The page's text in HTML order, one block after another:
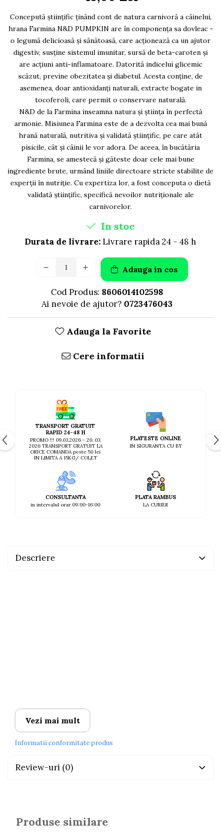
AFECTIUNI URINARE
IMUNITATE
LAPTE PRAF
AFECTIUNI OCULARE
AFECTIUNI URINARE
IMUNITATE
LAPTE PRAF
Concepută științific ținând cont de natura carnivoră a câinelui,
hrana Farmina N&D PUMPKIN are în componența sa dovleac -
o legumă delicioasă și sănătoasă, care acționează ca un ajutor
digestiv, susține sistemul imunitar, sursă de beta-caroten și
are acțiuni anti-inflamatoare. Datorită indicelui glicemic
scăzut, previne obezitatea și diabetul. Acesta conține, de
asemenea, doar antioxidanți naturali, extracte bogate in
tocoferoli, care permit o conservare naturală.
N&D de la Farmina inseamna natura și știința în perfectă
armonie. Misiunea Farmina este de a dezvolta cea mai bună
hrană naturală, nutritiva și validată științific, pe care atât
pisicile, cât și câinii le vor adora. De aceea, în bucătăria
Farmina, se amestecă și găteste doar cele mai bune
ingrediente brute, urmând liniile directoare stricte stabilite de
experții în nutriție. Cu expertiza lor, a fost conceputa o dietă
validată științific, specifică nevoilor nutriționale ale
carnivorelor.
In stoc
Durata de livrare:Livrare rapida 24 - 48 h
Adauga in cos
Cod Produs: 8606014102598
Ai nevoie de ajutor? 0723476043
Adauga la Favorite
Cere informatii
TRANSPORT GRATUIT
RAPID 24-48 H
PROMO !!! 09.03.2026 - 20. 03.
2026 TRANSPORT GRATUIT LA
ORICE COMANDA peste 50 lei
IN LIMITA A 15KG/ COLET
PLATESTE ONLINE
IN SIGURANTA CU BT
CONSULTANTA
in intervalul orar 09:00-16:00
PLATA RAMBUS
LA CURIER
Descriere
mg.
Beneficii:
Contine file de prepelita 30%.
beta-caroten si are acțiuni anti-inflamatoare.
Vezi mai mult
Informatii conformitate produs
Review-uri (0)
Produse similare